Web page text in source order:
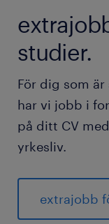
studier.
För dig som
har vi jobb i
på ditt CV
yrkesliv.
extrajobb